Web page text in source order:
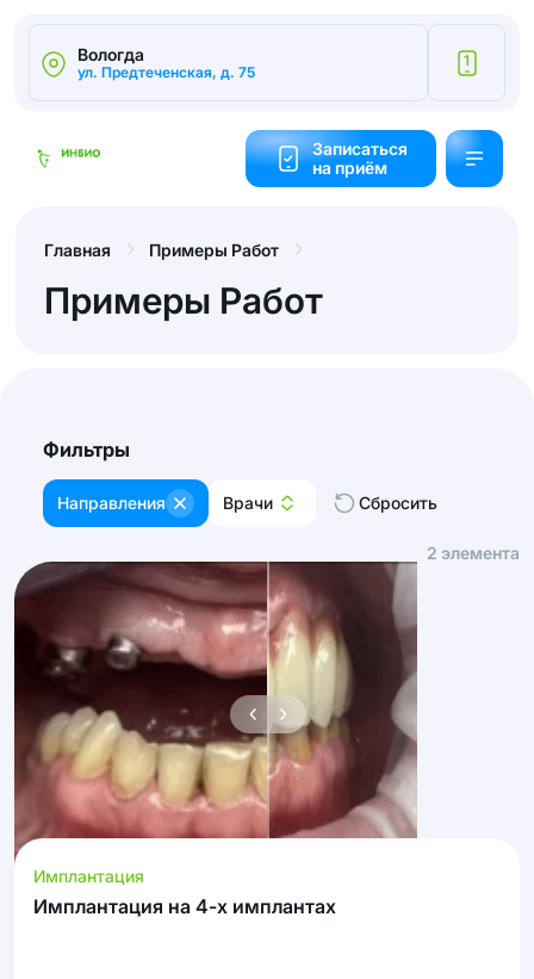
Вологда
ул. Предтеченская, д. 75
1
Записаться
на приём
Главная Примеры Работ
Примеры Работ
Фильтры
Направления Врачи Сбросить
2 элемента
Имплантация
Имплантация на 4-х имплантах
cтоимости